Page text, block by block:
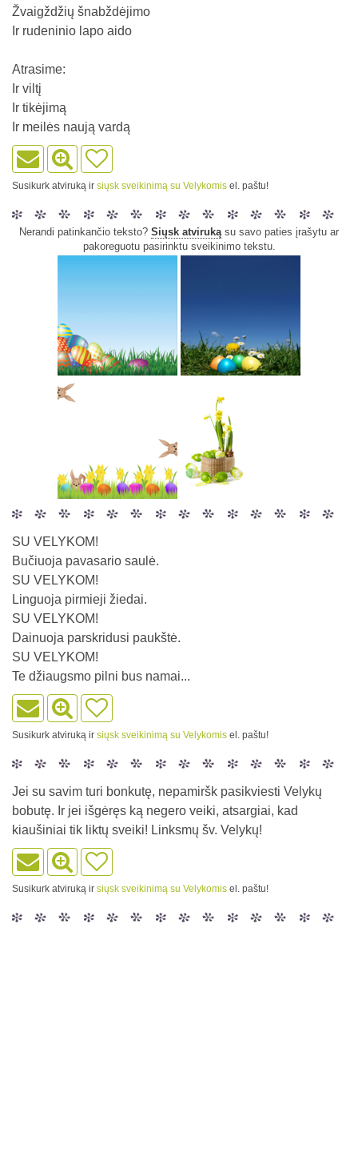
Žvaigždžių šnabždėjimo
Ir rudeninio lapo aido
Atrasime:
Ir viltį
Ir tikėjimą
Ir meilės naują vardą
Susikurk atviruką ir siųsk sveikinimą su Velykomis el. paštu!
Nerandi patinkančio teksto? Siųsk atvirukąsu savo paties įrašytu ar
pakoreguotu pasirinktu sveikinimo tekstu.
SU VELYKOM!
Bučiuoja pavasario saulė.
SU VELYKOM!
Linguoja pirmieji žiedai.
SU VELYKOM!
Dainuoja parskridusi paukštė.
SU VELYKOM!
Te džiaugsmo pilni bus namai...
Susikurk atviruką ir siųsk sveikinimą su Velykomis el. paštu!
Jei su savim turi bonkutę, nepamiršk pasikviesti Velykų
bobutę. Ir jei išgėręs ką negero veiki, atsargiai, kad
kiaušiniai tik liktų sveiki! Linksmų šv. Velykų!
Susikurk atviruką ir siųsk sveikinimą su Velykomis el. paštu!